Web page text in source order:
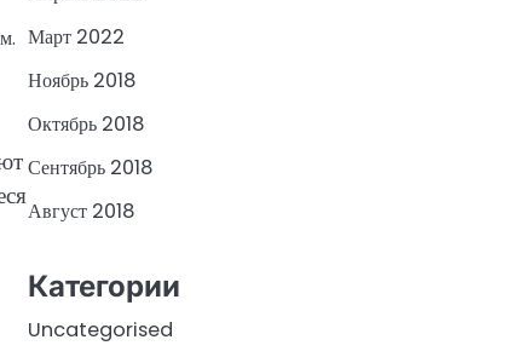
Март 2022
Ноябрь 2018
Октябрь 2018
Сентябрь 2018
Август 2018
Категории
Uncategorised